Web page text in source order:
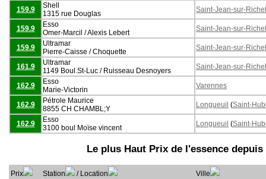
159.9
Shell
1315 rue Douglas
Saint-Jean-sur-
159.9
Esso
Omer-Marcil / Alexis Lebert
Saint-Jean-sur-
159.9
Ultramar
Pierre-Caisse / Choquette
Saint-Jean-sur-
161.9
Ultramar
1149 Boul.St-Luc / Ruisseau Desnoyers
Saint-Jean-sur-
162.9
Esso
Marie-Victorin
Varennes
162.9
Pétrole Maurice
8855 CH CHAMBL;Y
Longueuil (Saint-
162.9
Esso
3100 boul Moïse vincent
Longueuil (Saint-
Le plus Haut Prix de l'essence depuis
Prix Station / Location
Ville